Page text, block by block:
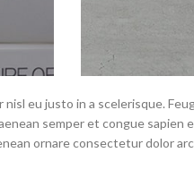
eu justo in a scelerisque.
semper et congue sapien
ornare consectetur dolor